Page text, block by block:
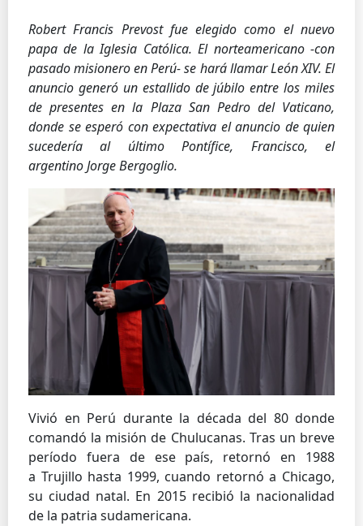
Robert Francis Prevost fue elegido como el nuevo
papa de la Iglesia Católica. El norteamericano -con
pasado misionero en Perú- se hará llamar León XIV. El
anuncio generó un estallido de júbilo entre los miles
de presentes en la Plaza San Pedro del Vaticano,
donde se esperó con expectativa el anuncio de quien
sucedería al último Pontífice, Francisco, el
argentino Jorge Bergoglio.
Vivió en Perú durante la década del 80 donde
comandó la misión de Chulucanas. Tras un breve
período fuera de ese país, retornó en 1988
a Trujillo hasta 1999, cuando retornó a Chicago,
su ciudad natal. En 2015 recibió la nacionalidad
de la patria sudamericana.